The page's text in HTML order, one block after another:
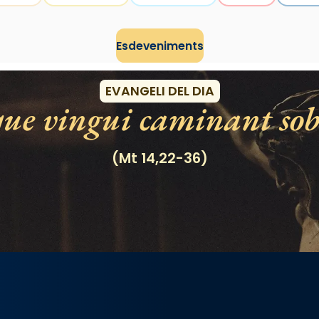
Esdeveniments
EVANGELI DEL DIA
vingui caminant
(Mt 14,22-36)